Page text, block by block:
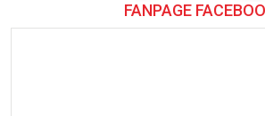
FANPAGE